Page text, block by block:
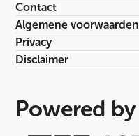
Contact
Algemene voorwaarden
Privacy
Disclaimer
Powered by